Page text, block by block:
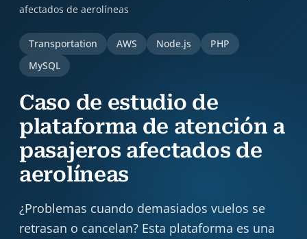
afectados de aerolíneas
Transportation AWS Node.js
PHP
MySQL
Caso de estudio de
plataforma de atención a
pasajeros afectados de
aerolíneas
¿Problemas cuando demasiados vuelos se
retrasan o cancelan? Esta plataforma es una